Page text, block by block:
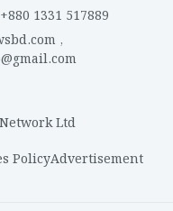
+880 1331 517889
,
Network Ltd
PolicyAdvertisement